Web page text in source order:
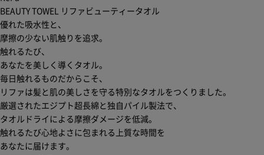
BEAUTY TOWEL
リファビューティータオル
優れた吸水性と、
摩擦の少ない肌触りを追求。
触れるたび、
あなたを美しく導くタオル。
毎日触れるものだからこそ、
リファは髪と肌の美しさを守る特別なタオルをつくりました。
厳選されたエジプト超長綿と独自パイル製法で、
タオルドライによる摩擦ダメージを低減。
触れるたび心地よさに包まれる上質な時間を
あなたに届けます。